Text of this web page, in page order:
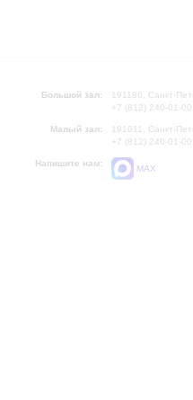
Большой зал:
191186, Санкт-
+7 (812) 240-01-
Малый зал:
191011, Санкт-
+7 (812) 240-01-
Напишите нам:
MAX